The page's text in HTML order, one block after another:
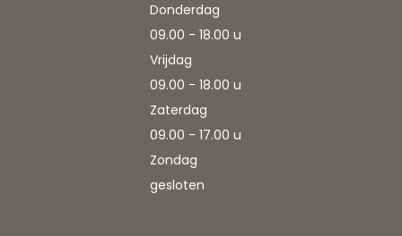
Donderdag
09.00 - 18.00 u
Vrijdag
09.00 - 18.00 u
Zaterdag
09.00 - 17.00 u
Zondag
gesloten